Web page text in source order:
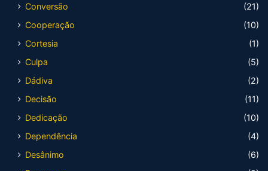
Conversão
(21)
Cooperação
(10)
Cortesia
(1)
Culpa
(5)
Dádiva
(2)
Decisão
(11)
Dedicação
(10)
Dependência
(4)
Desânimo
(6)